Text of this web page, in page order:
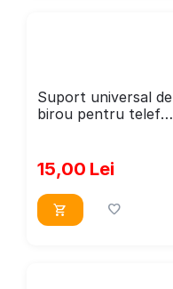
Suport universal de
birou pentru telefon
dimensiune 20x11cm
15,00 Lei